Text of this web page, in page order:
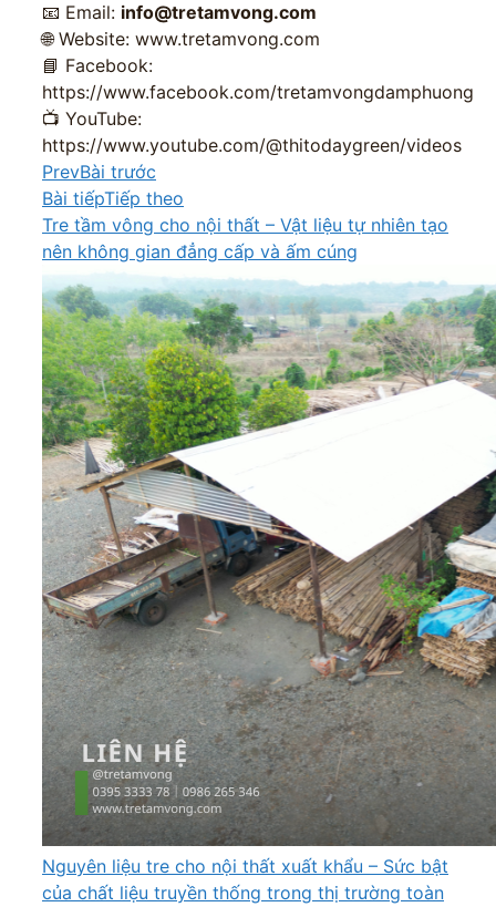
📧 Email: info@tretamvong.com
🌐 Website: www.tretamvong.com
📘 Facebook:
https://www.facebook.com/tretamvongdamphuong
📺 YouTube:
https://www.youtube.com/@thitodaygreen/videos
PrevBài trước
Bài tiếpTiếp theo
Tre tầm vông cho nội thất – Vật liệu tự nhiên tạo
nên không gian đẳng cấp và ấm cúng
Nguyên liệu tre cho nội thất xuất khẩu – Sức bật
của chất liệu truyền thống trong thị trường toàn